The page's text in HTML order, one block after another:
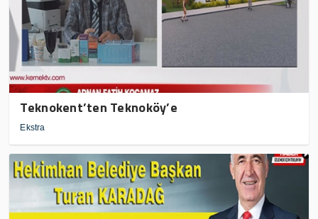
Teknokent’ten Teknoköy’e
Ekstra